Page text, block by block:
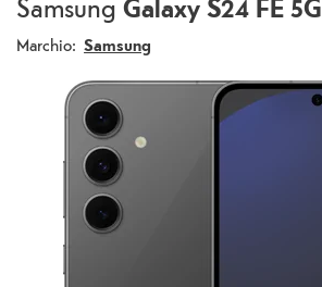
Samsung Galaxy S24 FE 5G
Marchio: Samsung